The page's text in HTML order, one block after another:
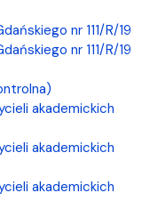
nr 111/R/19
nr 111/R/19
akademickich
akademickich
akademickich